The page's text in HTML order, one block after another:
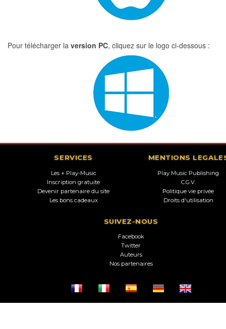
Pour télécharger la version PC, cliquez sur le logo ci-dessous :
SERVICES
Les + Play-Music
Inscription gratuite
Devenir partenaire du site
Les bons cadeaux
MENTIONS
Play Music Publishing
C.G.V.
Politique vie privée
Droits d'utilisation
SUIVEZ-NOUS
Facebook
Twitter
Auteurs
Nos partenaires